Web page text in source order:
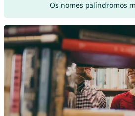
Os nomes palíndromos